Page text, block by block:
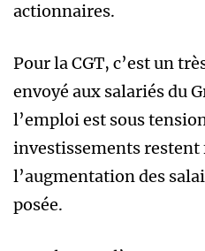
actionnaires.
Pour la CGT, c’est un
envoyé aux salariés du
l’emploi est sous
investissements restent
l’augmentation des
posée.